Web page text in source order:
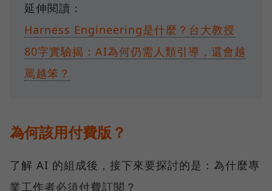
延伸閱讀：
Harness Engineering是什麼？台大教授
80字實驗揭：AI為何仍需人類引導，還會越
罵越笨？
為何該用付費版？
了解 AI 的組成後，接下來要探討的是：為什麼專
業工作者必須付費訂閱？